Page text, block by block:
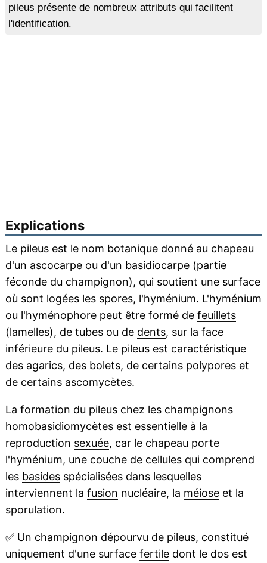
pileus présente de nombreux attributs qui facilitent
l'identification.
Explications
Le pileus est le nom botanique donné au chapeau
d'un ascocarpe ou d'un basidiocarpe (partie
féconde du champignon), qui soutient une surface
où sont logées les spores, l'hyménium. L'hyménium
ou l'hyménophore peut être formé de feuillets
(lamelles), de tubes ou de dents, sur la face
inférieure du pileus. Le pileus est caractéristique
des agarics, des bolets, de certains polypores et
de certains ascomycètes.
La formation du pileus chez les champignons
homobasidiomycètes est essentielle à la
reproduction sexuée, car le chapeau porte
l'hyménium, une couche de cellulesqui comprend
les basidesspécialisées dans lesquelles
interviennent la fusion nucléaire, la méioseet la
sporulation.
✅Un champignon dépourvu de pileus, constitué
uniquement d'une surface fertiledont le dos est